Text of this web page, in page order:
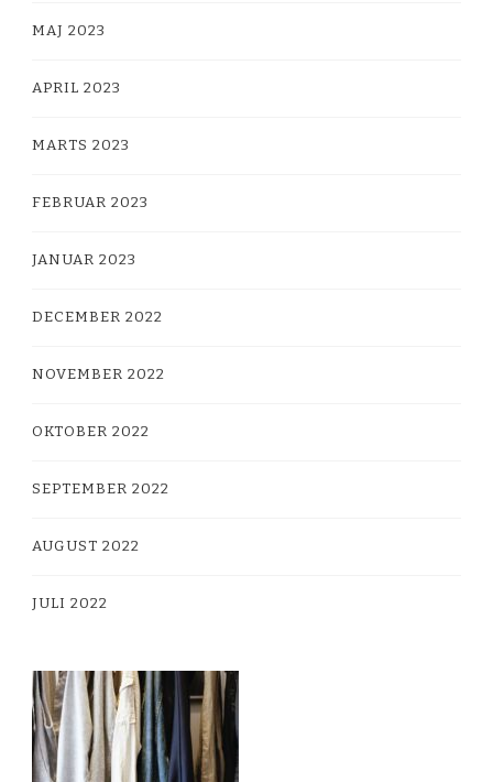
MAJ 2023
APRIL 2023
MARTS 2023
FEBRUAR 2023
JANUAR 2023
DECEMBER 2022
NOVEMBER 2022
OKTOBER 2022
SEPTEMBER 2022
AUGUST 2022
JULI 2022